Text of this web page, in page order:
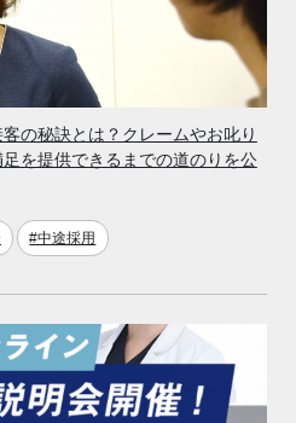
の秘訣とは？クレームやお叱り
を提供できるまでの道のりを公
#中途採用